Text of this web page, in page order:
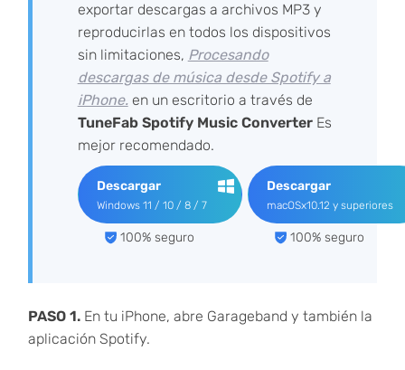
exportar descargas a archivos MP3 y
reproducirlas en todos los dispositivos
sin limitaciones, Procesando
descargas de música desde Spotify a
iPhone.en un escritorio a través de
TuneFab Spotify Music ConverterEs
mejor recomendado.
Descargar
Windows 11 / 10 / 8 / 7
100% seguro
Descargar
macOSx10.12 y superiores
100% seguro
PASO 1.En tu iPhone, abre Garageband y también la
aplicación Spotify.